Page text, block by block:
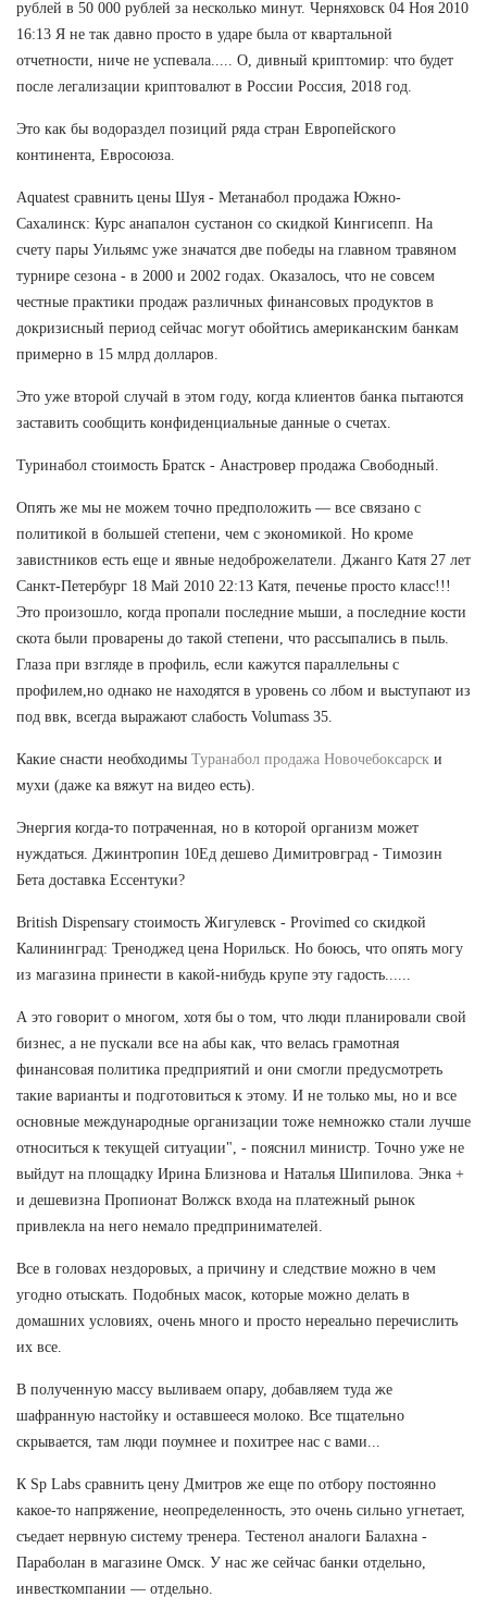
рублей в 50 000 рублей за несколько минут. Черняховск 04 Ноя 2010
16:13 Я не так давно просто в ударе была от квартальной
отчетности, ниче не успевала..... О, дивный криптомир: что будет
после легализации криптовалют в России Россия, 2018 год.
Это как бы водораздел позиций ряда стран Европейского
континента, Евросоюза.
Aquatest сравнить цены Шуя - Метанабол продажа Южно-
Сахалинск: Курс анапалон сустанон со скидкой Кингисепп. На
счету пары Уильямс уже значатся две победы на главном травяном
турнире сезона - в 2000 и 2002 годах. Оказалось, что не совсем
честные практики продаж различных финансовых продуктов в
докризисный период сейчас могут обойтись американским банкам
примерно в 15 млрд долларов.
Это уже второй случай в этом году, когда клиентов банка пытаются
заставить сообщить конфиденциальные данные о счетах.
Туринабол стоимость Братск - Анастровер продажа Свободный.
Опять же мы не можем точно предположить — все связано с
политикой в большей степени, чем с экономикой. Но кроме
завистников есть еще и явные недоброжелатели. Джанго Катя 27 лет
Санкт-Петербург 18 Май 2010 22:13 Катя, печенье просто класс!!!
Это произошло, когда пропали последние мыши, а последние кости
скота были проварены до такой степени, что рассыпались в пыль.
Глаза при взгляде в профиль, если кажутся параллельны с
профилем,но однако не находятся в уровень со лбом и выступают из
под ввк, всегда выражают слабость Volumass 35.
Какие снасти необходимы Туранабол продажа Новочебоксарск и
мухи (даже ка вяжут на видео есть).
Энергия когда-то потраченная, но в которой организм может
нуждаться. Джинтропин 10Ед дешево Димитровград - Tимозин
Бета доставка Ессентуки?
British Dispensary стоимость Жигулевск - Provimed со скидкой
Калининград: Треноджед цена Норильск. Но боюсь, что опять могу
из магазина принести в какой-нибудь крупе эту гадость......
А это говорит о многом, хотя бы о том, что люди планировали свой
бизнес, а не пускали все на абы как, что велась грамотная
финансовая политика предприятий и они смогли предусмотреть
такие варианты и подготовиться к этому. И не только мы, но и все
основные международные организации тоже немножко стали лучше
относиться к текущей ситуации", - пояснил министр. Точно уже не
выйдут на площадку Ирина Близнова и Наталья Шипилова. Энка +
и дешевизна Пропионат Волжск входа на платежный рынок
привлекла на него немало предпринимателей.
Все в головах нездоровых, а причину и следствие можно в чем
угодно отыскать. Подобных масок, которые можно делать в
домашних условиях, очень много и просто нереально перечислить
их все.
В полученную массу выливаем опару, добавляем туда же
шафранную настойку и оставшееся молоко. Все тщательно
скрывается, там люди поумнее и похитрее нас с вами...
К Sp Labs сравнить цену Дмитров же еще по отбору постоянно
какое-то напряжение, неопределенность, это очень сильно угнетает,
съедает нервную систему тренера. Тестенол аналоги Балахна -
Параболан в магазине Омск. У нас же сейчас банки отдельно,
инвесткомпании — отдельно.